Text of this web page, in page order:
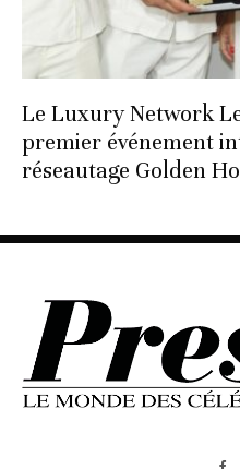
Le Luxury Network
premier événement
réseautage Golden